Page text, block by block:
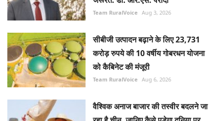
Team RuralVoice Aug 3, 2026
सीबीजी उत्पादन बढ़ाने के लिए 23,731
करोड़ रुपये की 10 वर्षीय गोबरधन योजना
को कैबिनेट की मंजूरी
Team RuralVoice Aug 6, 2026
वैश्विक अनाज बाजार की तस्वीर बदलने जा